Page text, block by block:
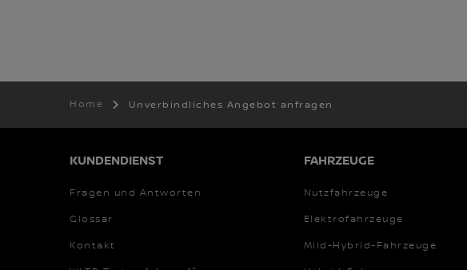
Home Unverbindliches Angebot anfragen
KUNDENDIENST
Fragen und Antworten
Glossar
Kontakt
FAHRZEUGE
Nutzfahrzeuge
Elektrofahrzeuge
Mild-Hybrid-Fahrzeuge